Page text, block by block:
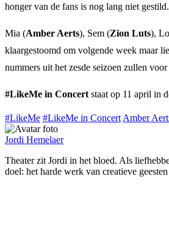
honger van de fans is nog lang niet
Mia (Amber Aerts), Sem (Zion Luts),
klaargestoomd om volgende week maar
nummers uit het zesde seizoen zullen
#LikeMe in Concert staat op 11 april in
#LikeMe #LikeMe in Concert Amber
Jordi Hemelaer
Theater zit Jordi in het bloed. Als
doel: het harde werk van creatieve